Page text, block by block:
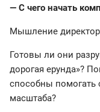
— С чего начать
Мышление
Готовы ли они
дорогая ерунда»?
способны помогать
масштаба?